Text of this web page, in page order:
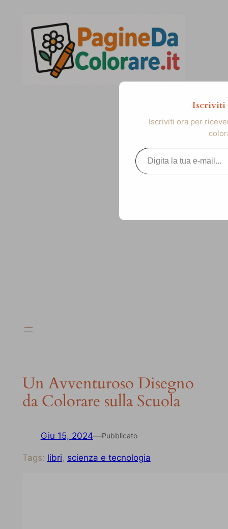
contenuto
Un Avventuroso Disegno
da Colorare sulla Scuola
Giu 15, 2024—Pubblicato
Tags: libri, scienza e tecnologia
Iscriviti
Iscriviti ora per
Digita la tua e-mail...